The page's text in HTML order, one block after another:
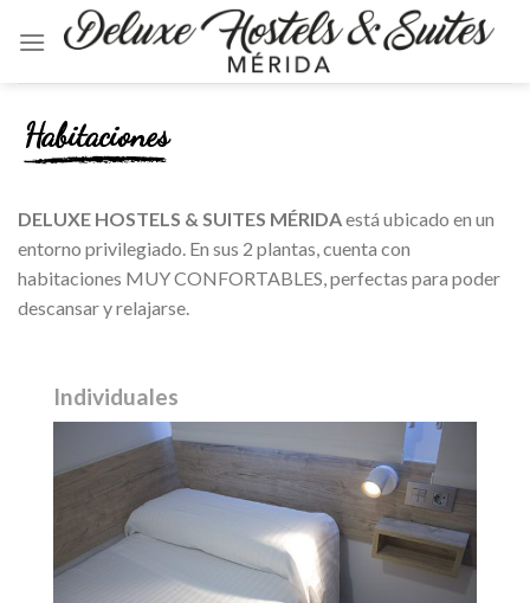
Habitaciones
DELUXE HOSTELS & SUITES MÉRIDAestá ubicado en un
entorno privilegiado. En sus 2 plantas, cuenta con
habitaciones MUY CONFORTABLES, perfectas para poder
descansar y relajarse.
Individuales